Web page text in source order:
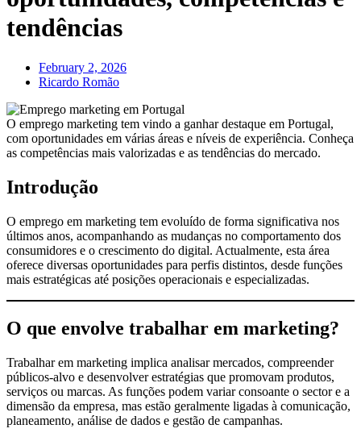
tendências
February 2, 2026
Ricardo Romão
O emprego marketing tem vindo a ganhar destaque em Portugal,
com oportunidades em várias áreas e níveis de experiência. Conheça
as competências mais valorizadas e as tendências do mercado.
Introdução
O emprego em marketing tem evoluído de forma significativa nos
últimos anos, acompanhando as mudanças no comportamento dos
consumidores e o crescimento do digital. Actualmente, esta área
oferece diversas oportunidades para perfis distintos, desde funções
mais estratégicas até posições operacionais e especializadas.
O que envolve trabalhar em marketing?
Trabalhar em marketing implica analisar mercados, compreender
públicos-alvo e desenvolver estratégias que promovam produtos,
serviços ou marcas. As funções podem variar consoante o sector e a
dimensão da empresa, mas estão geralmente ligadas à comunicação,
planeamento, análise de dados e gestão de campanhas.